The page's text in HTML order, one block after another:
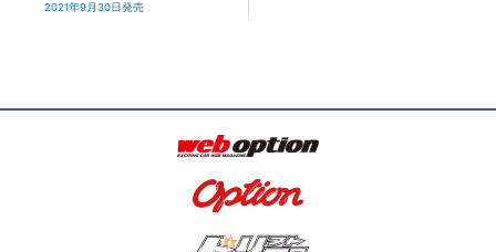
2021年9月30日発売